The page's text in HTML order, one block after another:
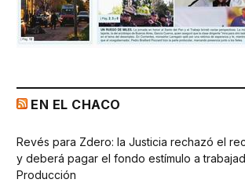
EN EL CHACO
Revés para Zdero: la Justicia rechazó el
y deberá pagar el fondo estímulo a
Producción